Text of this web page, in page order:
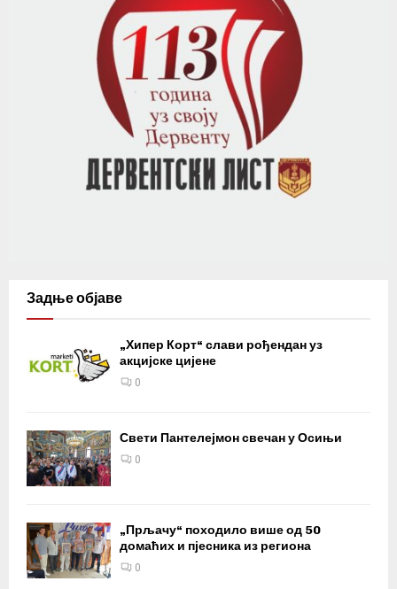
Задње објаве
„Хипер Корт“ слави рођендан уз
акцијске цијене
0
Свети Пантелејмон свечан у Осињи
0
„Прљачу“ походило више од 50
домаћих и пјесника из региона
0